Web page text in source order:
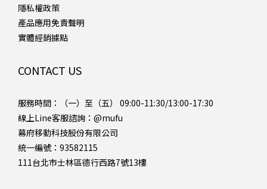
隱私權政策
產品應用免責聲明
實體經銷據點
CONTACT US
服務時間：（一）至（五） 09:00-11:30/13:00-17:30
線上Line客服諮詢： @mufu
幕府移動科技股份有限公司
統一編號：93582115
111台北市士林區德行西路7號13樓